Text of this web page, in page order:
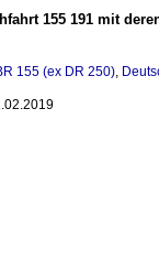
155 191 mit
155 (ex DR 250),